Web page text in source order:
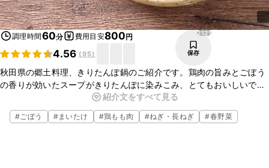
調理時間60分 費用目安800円
4.56 (95)
2121
保存
秋田県の郷土料理、きりたんぽ鍋のご紹介です。鶏肉の旨みとごぼう
の香りが効いたスープがきりたんぽに染みこみ、とてもおいしいです
よ。せりのさわやかな香りも食欲をそそります。ぜひお試しください
ね。
紹介文をすべて見る
#ごぼう #まいたけ #鶏もも肉 #ねぎ・長ねぎ #春野菜